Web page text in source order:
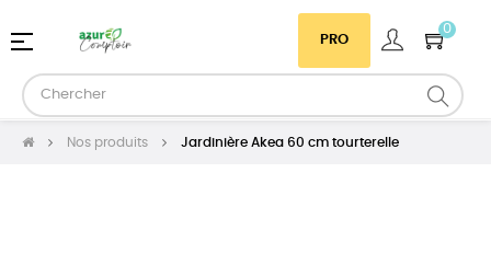
PRO
0
Basculer
navigation
☰
Nos produits Jardinière Akea 60 cm tourterelle